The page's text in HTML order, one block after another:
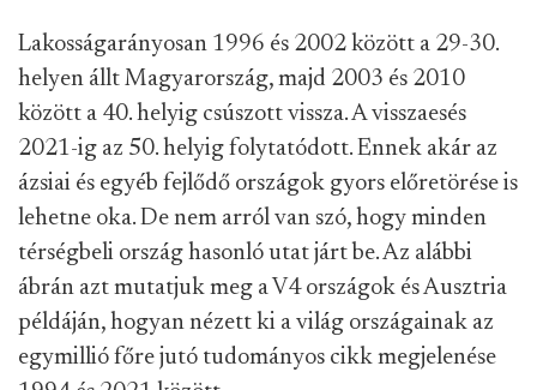
Lakosságarányosan 1996 és 2002 között a 29-30.
helyen állt Magyarország, majd 2003 és 2010
között a 40. helyig csúszott vissza. A visszaesés
2021-ig az 50. helyig folytatódott. Ennek akár az
ázsiai és egyéb fejlődő országok gyors előretörése is
lehetne oka. De nem arról van szó, hogy minden
térségbeli ország hasonló utat járt be. Az alábbi
ábrán azt mutatjuk meg a V4 országok és Ausztria
példáján, hogyan nézett ki a világ országainak az
egymillió főre jutó tudományos cikk megjelenése